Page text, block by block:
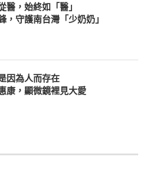
醫，始終如「醫」
，守護南台灣「少奶奶」
因為人而存在
康，顯微鏡裡見大愛